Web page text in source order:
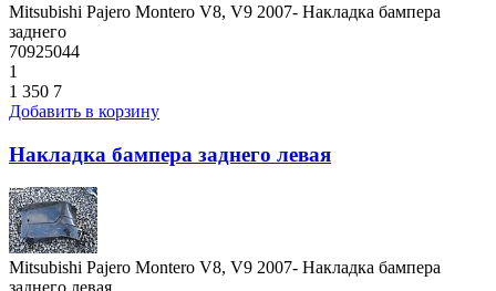
Mitsubishi Pajero Montero V8, V9 2007- Накладка бампера
заднего
70925044
1
1 350 7
Добавить в корзину
Накладка бампера заднего левая
Mitsubishi Pajero Montero V8, V9 2007- Накладка бампера